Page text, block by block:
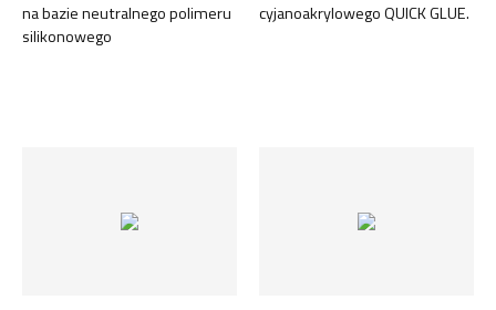
na bazie neutralnego polimeru
silikonowego
cyjanoakrylowego QUICK GLUE.